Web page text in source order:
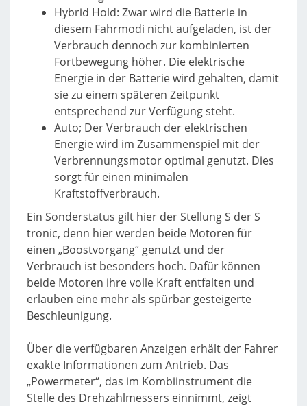
Hybrid Hold: Zwar wird die Batterie in
diesem Fahrmodi nicht aufgeladen, ist der
Verbrauch dennoch zur kombinierten
Fortbewegung höher. Die elektrische
Energie in der Batterie wird gehalten, damit
sie zu einem späteren Zeitpunkt
entsprechend zur Verfügung steht.
Auto; Der Verbrauch der elektrischen
Energie wird im Zusammenspiel mit der
Verbrennungsmotor optimal genutzt. Dies
sorgt für einen minimalen
Kraftstoffverbrauch.
Ein Sonderstatus gilt hier der Stellung S der S
tronic, denn hier werden beide Motoren für
einen „Boostvorgang“ genutzt und der
Verbrauch ist besonders hoch. Dafür können
beide Motoren ihre volle Kraft entfalten und
erlauben eine mehr als spürbar gesteigerte
Beschleunigung.
Über die verfügbaren Anzeigen erhält der Fahrer
exakte Informationen zum Antrieb. Das
„Powermeter“, das im Kombiinstrument die
Stelle des Drehzahlmessers einnimmt, zeigt